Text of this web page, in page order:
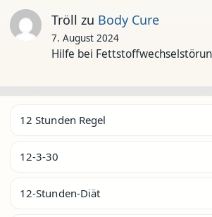
Tröll zu Body Cure
7. August 2024
Hilfe bei
12 Stunden Regel
12-3-30
12-Stunden-Diät